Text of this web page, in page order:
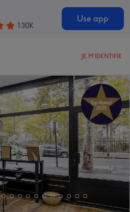
130K
Use app
JE M'IDENTIFIE